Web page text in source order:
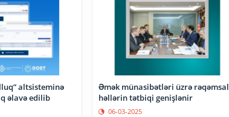
altsisteminə
əlavə edilib
Əmək münasibətləri üzrə rəqəmsal
həllərin tətbiqi genişlənir
06-03-2025